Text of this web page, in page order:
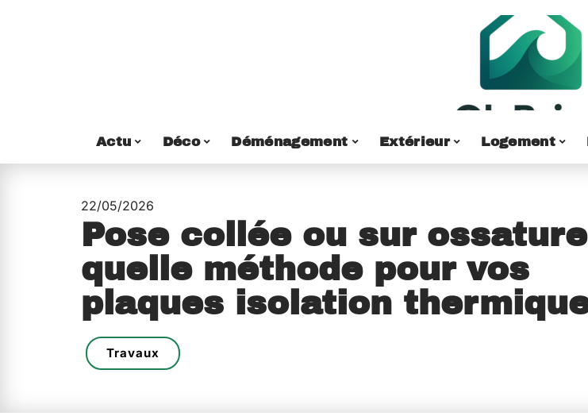
Actu Déco Déménagement Extérieur Logement
22/05/2026
Pose collée ou sur
quelle méthode pour vos
plaques isolation
Travaux